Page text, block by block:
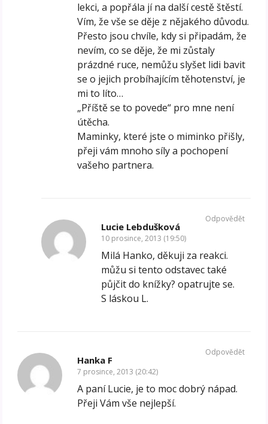
lekci, a popřála jí na další cestě štěstí.
Vím, že vše se děje z nějakého důvodu.
Přesto jsou chvíle, kdy si připadám, že
nevím, co se děje, že mi zůstaly
prázdné ruce, nemůžu slyšet lidi bavit
se o jejich probíhajícím těhotenství, je
mi to líto…
„Příště se to povede“ pro mne není
útěcha.
Maminky, které jste o miminko přišly,
přeji vám mnoho síly a pochopení
vašeho partnera.
Lucie Lebdušková
10 prosince, 2013 (19:50)
Milá Hanko, děkuji za reakci.
můžu si tento odstavec také
půjčit do knížky? opatrujte se.
S láskou L.
Odpovědět
Hanka F
7 prosince, 2013 (20:42)
A paní Lucie, je to moc dobrý nápad.
Přeji Vám vše nejlepší.
Odpovědět